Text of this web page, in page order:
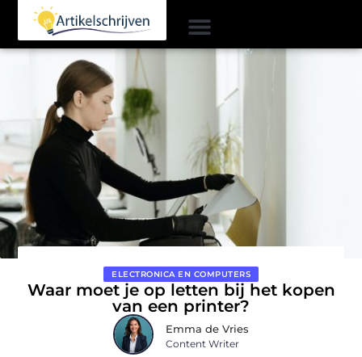
ELECTRONICA EN COMPUTERS
Waar moet je op letten bij het kopen
van een printer?
Emma de Vries
Content Writer